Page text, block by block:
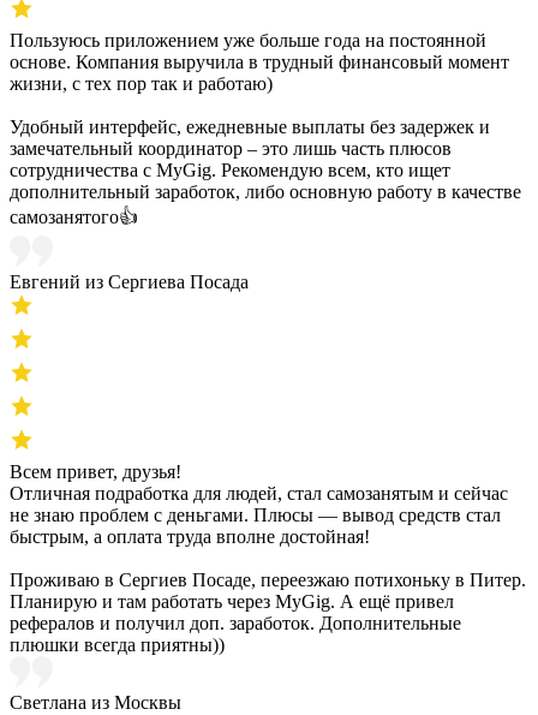
Пользуюсь приложением уже больше года на постоянной
основе. Компания выручила в трудный финансовый момент
жизни, с тех пор так и работаю)
Удобный интерфейс, ежедневные выплаты без задержек и
замечательный координатор – это лишь часть плюсов
сотрудничества с MyGig. Рекомендую всем, кто ищет
дополнительный заработок, либо основную работу в качестве
самозанятого👍
Евгений из Сергиева Посада
Всем привет, друзья!
Отличная подработка для людей, стал самозанятым и сейчас
не знаю проблем с деньгами. Плюсы — вывод средств стал
быстрым, а оплата труда вполне достойная!
Проживаю в Сергиев Посаде, переезжаю потихоньку в Питер.
Планирую и там работать через MyGig. А ещё привел
рефералов и получил доп. заработок. Дополнительные
плюшки всегда приятны))
Светлана из Москвы